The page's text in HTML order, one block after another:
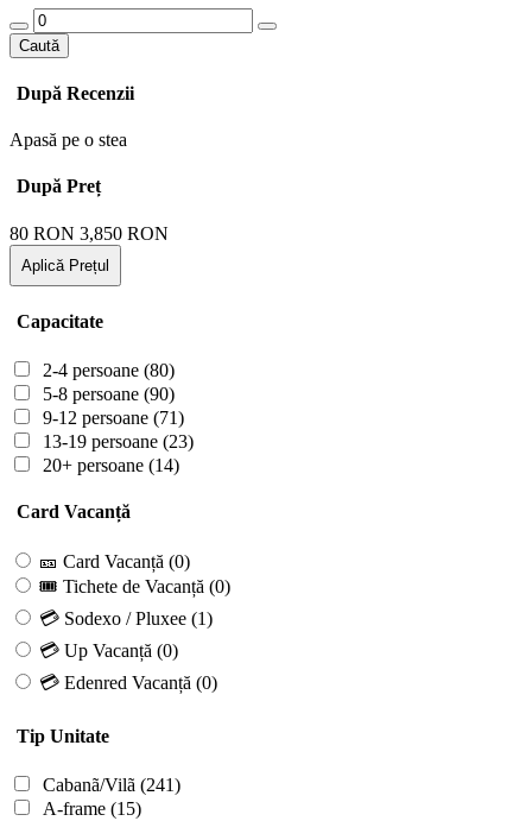
Caută
După Recenzii
Apasă pe o stea
După Preț
80 RON 3,850 RON
Aplică Prețul
Capacitate
2-4 persoane (80)
5-8 persoane (90)
9-12 persoane (71)
13-19 persoane (23)
20+ persoane (14)
Card Vacanță
🎫 Card Vacanță (0)
🎟 Tichete de Vacanță (0)
💳 Sodexo / Pluxee (1)
💳 Up Vacanță (0)
💳 Edenred Vacanță (0)
Tip Unitate
Cabanã/Vilã (241)
A-frame (15)